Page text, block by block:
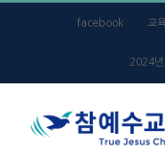
facebook 교
2024년